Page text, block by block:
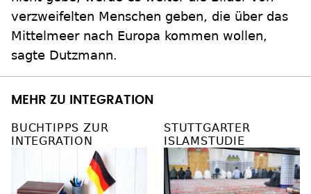
verzweifelten Menschen geben, die über das
Mittelmeer nach Europa kommen wollen,
sagte Dutzmann.
MEHR ZU INTEGRATION
BUCHTIPPS ZUR
INTEGRATION
STUTTGARTER
ISLAMSTUDIE